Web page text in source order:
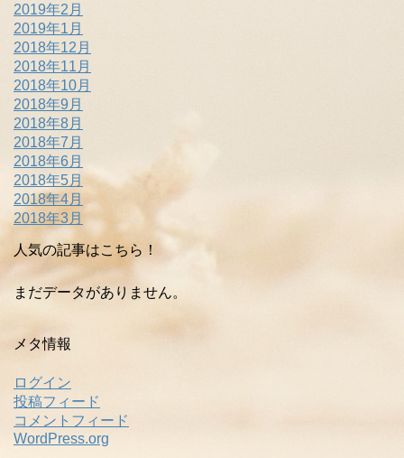
2019年2月
2019年1月
2018年12月
2018年11月
2018年10月
2018年9月
2018年8月
2018年7月
2018年6月
2018年5月
2018年4月
2018年3月
人気の記事はこちら！
まだデータがありません。
メタ情報
ログイン
投稿フィード
コメントフィード
WordPress.org